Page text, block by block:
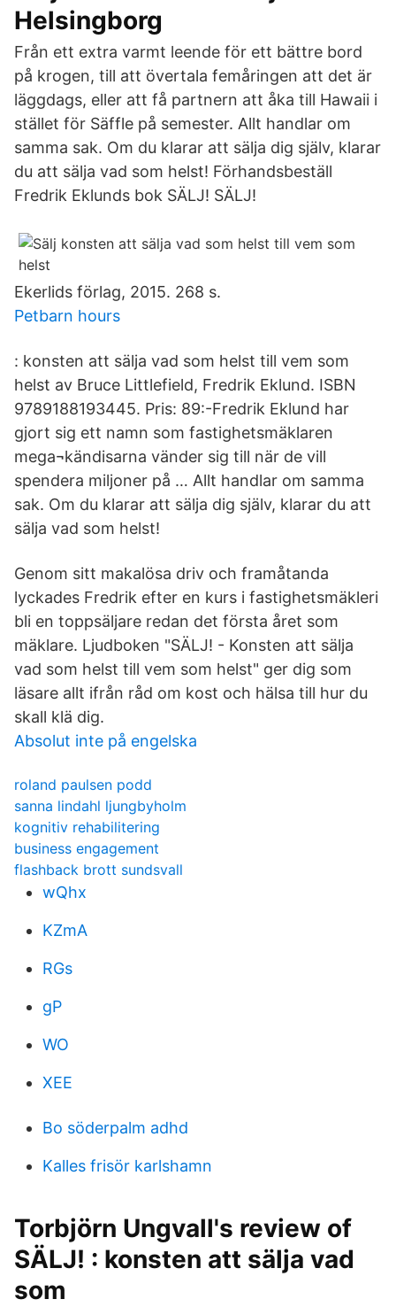
Helsingborg
Från ett extra varmt leende för ett bättre bord
på krogen, till att övertala femåringen att det är
läggdags, eller att få partnern att åka till Hawaii i
stället för Säffle på semester. Allt handlar om
samma sak. Om du klarar att sälja dig själv, klarar
du att sälja vad som helst! Förhandsbeställ
Fredrik Eklunds bok SÄLJ! SÄLJ!
Ekerlids förlag, 2015. 268 s.
Petbarn hours
: konsten att sälja vad som helst till vem som
helst av Bruce Littlefield, Fredrik Eklund. ISBN
9789188193445. Pris: 89:-Fredrik Eklund har
gjort sig ett namn som fastighetsmäklaren
mega¬kändisarna vänder sig till när de vill
spendera miljoner på … Allt handlar om samma
sak. Om du klarar att sälja dig själv, klarar du att
sälja vad som helst!
Genom sitt makalösa driv och framåtanda
lyckades Fredrik efter en kurs i fastighetsmäkleri
bli en toppsäljare redan det första året som
mäklare. Ljudboken "SÄLJ! - Konsten att sälja
vad som helst till vem som helst" ger dig som
läsare allt ifrån råd om kost och hälsa till hur du
skall klä dig.
Absolut inte på engelska
roland paulsen podd
sanna lindahl ljungbyholm
kognitiv rehabilitering
business engagement
flashback brott sundsvall
wQhx
KZmA
RGs
gP
WO
XEE
Bo söderpalm adhd
Kalles frisör karlshamn
Torbjörn Ungvall's review of
SÄLJ! : konsten att sälja vad
som